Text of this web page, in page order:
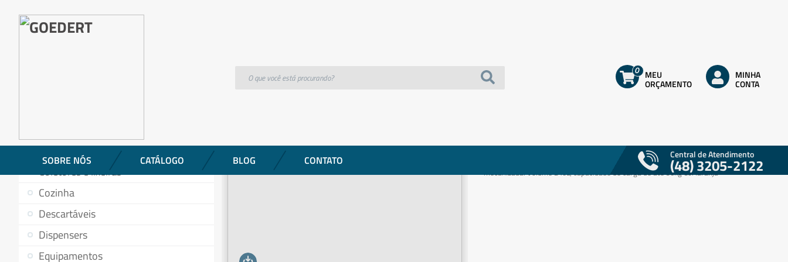
MEU
ORÇAMENTO
0 MINHA
CONTA
SOBRE NÓS CATÁLOGO BLOG CONTATO Central de Atendimento
(48) 3205-2122
ProdutosColetora Plástica – 240 litros – Modelo Americano – Laranja – Nobre
Banheiro
Coletores e lixeiras
Cozinha
Descartáveis
Dispensers
Equipamentos
Coletora Plástica - 240 litros - Modelo Americano -
Descrição:
Coletora de lixo para uso doméstico ou profissional. Com alça para coleta
mecanizada. Volume 240L, capacidade de carga de até 96kg Co: laranja